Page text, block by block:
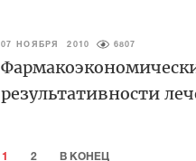
07 НОЯБРЯ 2010 6807
результативности
1 2 В КОНЕЦ